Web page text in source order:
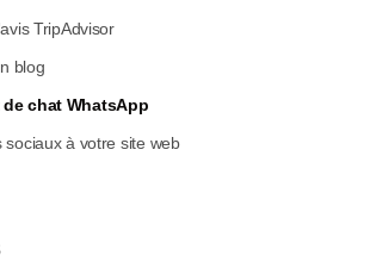
TripAdvisor
blog
chat WhatsApp
sociaux à votre site web